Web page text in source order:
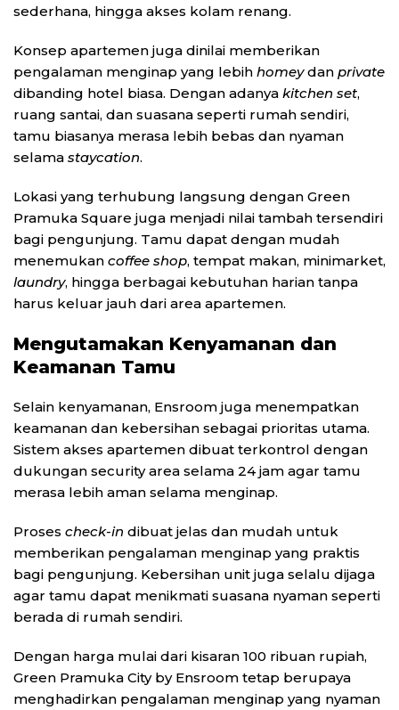
sederhana, hingga akses kolam renang.
Konsep apartemen juga dinilai memberikan
pengalaman menginap yang lebih homeydan private
dibanding hotel biasa. Dengan adanya kitchen set,
ruang santai, dan suasana seperti rumah sendiri,
tamu biasanya merasa lebih bebas dan nyaman
selama staycation.
Lokasi yang terhubung langsung dengan Green
Pramuka Square juga menjadi nilai tambah tersendiri
bagi pengunjung. Tamu dapat dengan mudah
menemukan coffee shop, tempat makan, minimarket,
laundry, hingga berbagai kebutuhan harian tanpa
harus keluar jauh dari area apartemen.
Mengutamakan Kenyamanan dan
Keamanan Tamu
Selain kenyamanan, Ensroom juga menempatkan
keamanan dan kebersihan sebagai prioritas utama.
Sistem akses apartemen dibuat terkontrol dengan
dukungan security area selama 24 jam agar tamu
merasa lebih aman selama menginap.
Proses check-in dibuat jelas dan mudah untuk
memberikan pengalaman menginap yang praktis
bagi pengunjung. Kebersihan unit juga selalu dijaga
agar tamu dapat menikmati suasana nyaman seperti
berada di rumah sendiri.
Dengan harga mulai dari kisaran 100 ribuan rupiah,
Green Pramuka City by Ensroom tetap berupaya
menghadirkan pengalaman menginap yang nyaman